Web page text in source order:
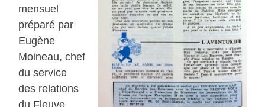
mensuel
préparé par
Eugène
Moineau, chef
du service
des relations